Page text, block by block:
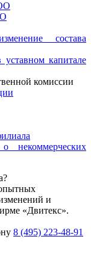
состава
капитале
комиссии
некоммерческих
и
«Двитекс».
8 (495) 223-48-91